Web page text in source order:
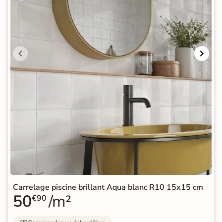
Carrelage piscine brillant Aqua blanc R10 15x15 cm
50€90 /m²